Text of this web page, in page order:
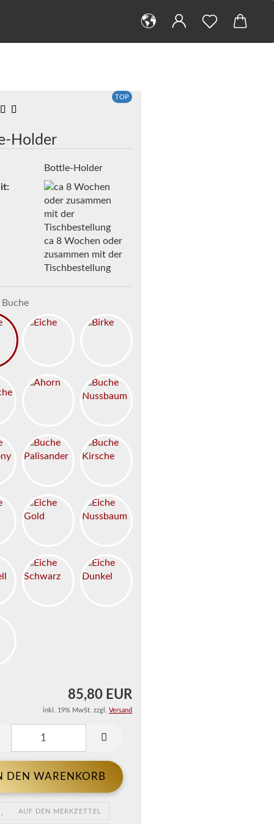
TOP
Holder
Bottle-Holder
ca 8 Wochen oder
zusammen mit der
Tischbestellung
Buche
85,80 EUR
inkl. 19% MwSt. zzgl. Versand
AUF DEN MERKZETTEL